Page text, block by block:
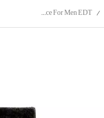
/
Brooks Brothers Black Fleece For Men EDT